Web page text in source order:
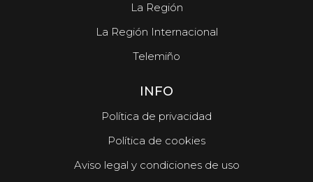
La Región
La Región Internacional
Telemiño
INFO
Política de privacidad
Política de cookies
Aviso legal y condiciones de uso